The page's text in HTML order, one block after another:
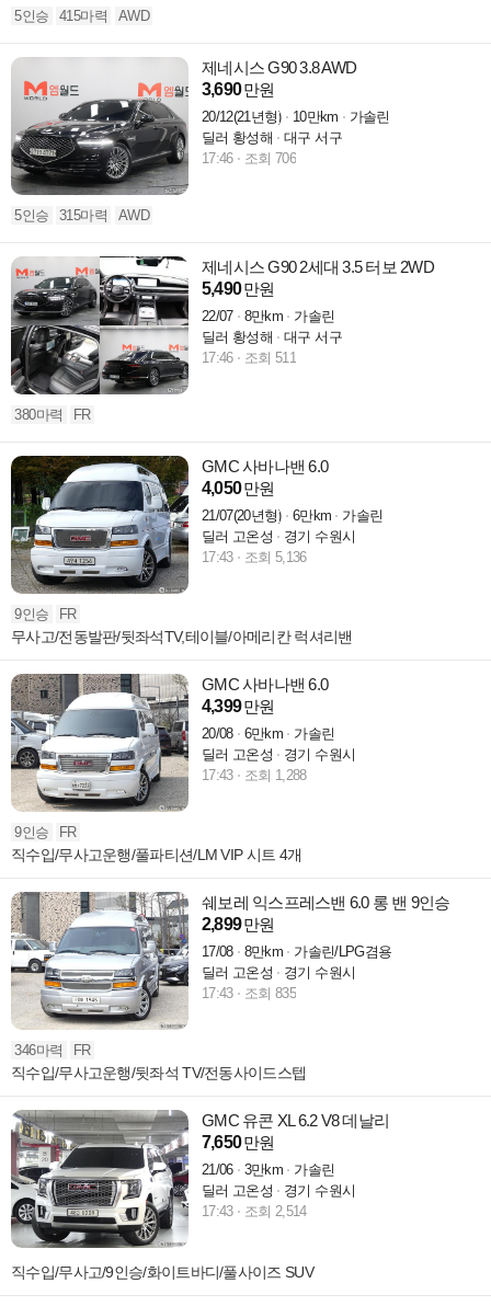
5인승 415마력 AWD
제네시스 G90 3.8 AWD
3,690만원
20/12(21년형) 10만km
가솔린
딜러 황성해
대구 서구
17:46
조회 706
5인승 315마력 AWD
제네시스 G90 2세대 3.5 터보 2WD
5,490만원
22/07 8만km
가솔린
딜러 황성해
대구 서구
17:46
조회 511
380마력 FR
GMC 사바나밴 6.0
4,050만원
21/07(20년형) 6만km
가솔린
딜러 고온성
경기 수원시
17:43
조회 5,136
9인승 FR
무사고/전동발판/뒷좌석TV,테이블/아메리칸 럭셔리밴
GMC 사바나밴 6.0
4,399만원
20/08 6만km
가솔린
딜러 고온성
경기 수원시
17:43
조회 1,288
9인승 FR
직수입/무사고운행/풀파티션/LM VIP 시트 4개
쉐보레 익스프레스밴 6.0 롱 밴 9인승
2,899만원
17/08 8만km
가솔린/LPG겸용
딜러 고온성
경기 수원시
17:43
조회 835
346마력 FR
직수입/무사고운행/뒷좌석 TV/전동사이드스텝
GMC 유콘 XL 6.2 V8 데날리
7,650만원
21/06 3만km
가솔린
딜러 고온성
경기 수원시
17:43
조회 2,514
직수입/무사고/9인승/화이트바디/풀사이즈 SUV